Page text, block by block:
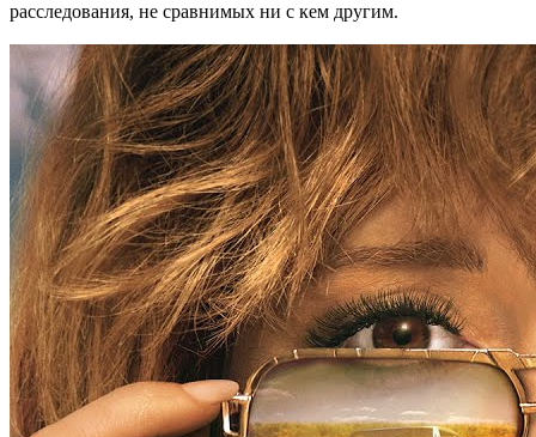
расследования, не сравнимых ни с кем другим.